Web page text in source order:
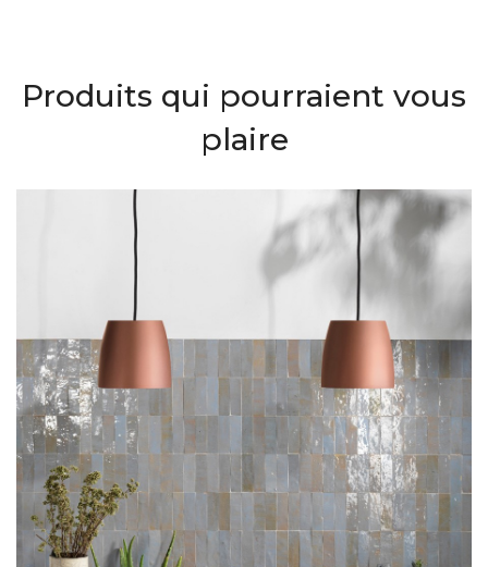
Produits qui pourraient vous
plaire